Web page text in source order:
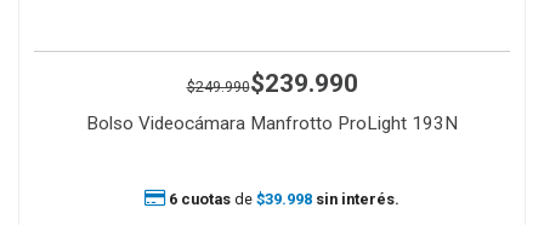
$249.990$239.990
Bolso Videocámara Manfrotto ProLight 193N
6 cuotas de $39.998 sin interés.